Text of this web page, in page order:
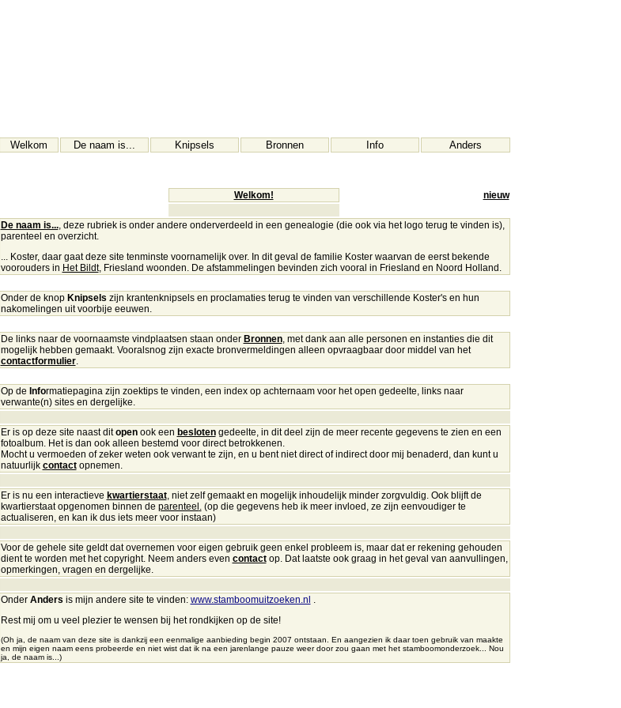
Welkom De naam is... Knipsels Bronnen Info Anders
Welkom! nieuw
De naam is..., deze rubriek is onder andere onderverdeeld in een genealogie (die ook via het logo terug te vinden is),
parenteel en overzicht.
... Koster, daar gaat deze site tenminste voornamelijk over. In dit geval de familie Koster waarvan de eerst bekende
voorouders in Het Bildt, Friesland woonden. De afstammelingen bevinden zich vooral in Friesland en Noord Holland.
Onder de knop Knipsels zijn krantenknipsels en proclamaties terug te vinden van verschillende Koster's en hun
nakomelingen uit voorbije eeuwen.
De links naar de voornaamste vindplaatsen staan onder Bronnen, met dank aan alle personen en instanties die dit
mogelijk hebben gemaakt. Vooralsnog zijn exacte bronvermeldingen alleen opvraagbaar door middel van het
contactformulier.
Op de Informatiepagina zijn zoektips te vinden, een index op achternaam voor het open gedeelte, links naar
verwante(n) sites en dergelijke.
Er is op deze site naast ditopenook een beslotengedeelte, in dit deel zijn de meer recente gegevens te zien en een
fotoalbum. Het is dan ook alleen bestemd voor direct betrokkenen.
Mocht u vermoeden of zeker weten ook verwant te zijn, en u bent niet direct of indirect door mij benaderd, dan kunt u
natuurlijk contactopnemen.
Er is nu een interactieve kwartierstaat, niet zelf gemaakt en mogelijk inhoudelijk minder zorgvuldig. Ook blijft de
kwartierstaat opgenomen binnen de parenteel .(op die gegevens heb ik meer invloed, ze zijn eenvoudiger te
actualiseren, en kan ik dus iets meer voor instaan)
Voor de gehele site geldt dat overnemen voor eigen gebruik geen enkel probleem is, maar dat er rekening gehouden
dient te worden met het copyright. Neem anders even contactop. Dat laatste ook graag in het geval van aanvullingen,
opmerkingen, vragen en dergelijke.
Onder Anders is mijn andere site te vinden: www.stamboomuitzoeken.nl .
Rest mij om u veel plezier te wensen bij het rondkijken op de site!
(Oh ja, de naam van deze site is dankzij een eenmalige aanbieding begin 2007 ontstaan. En aangezien ik daar toen gebruik van maakte
en mijn eigen naam eens probeerde en niet wist dat ik na een jarenlange pauze weer door zou gaan met het stamboomonderzoek... Nou
ja, de naam is...)